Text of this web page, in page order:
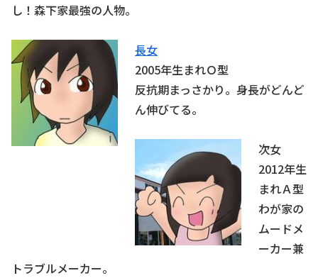
し！森下家最強の人物。
長女
2005年生まれＯ型
反抗期まっさかり。身長がどんど
ん伸びてる。
次女
2012年生
まれＡ型
わが家の
ムードメ
ーカー兼
トラブルメーカー。